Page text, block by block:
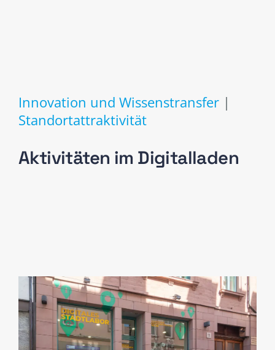
Innovation und Wissenstransfer|
Standortattraktivität
Aktivitäten im Digitalladen